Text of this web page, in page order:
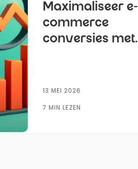
Maximaliseer e-
commerce
conversies met
13 MEI 2026
7 MIN LEZEN